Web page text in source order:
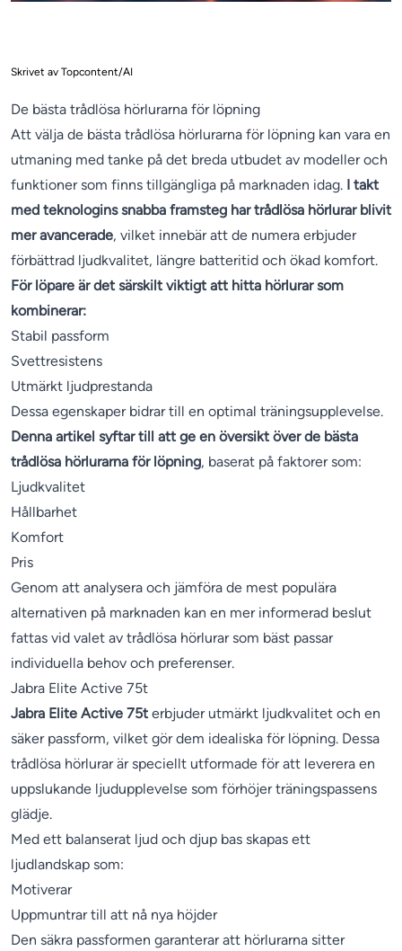
Skrivet av Topcontent/AI
De bästa trådlösa hörlurarna för löpning
Att välja de bästa trådlösa hörlurarna för löpning kan vara en
utmaning med tanke på det breda utbudet av modeller och
funktioner som finns tillgängliga på marknaden idag. I takt
med teknologins snabba framsteg har trådlösa hörlurar blivit
mer avancerade, vilket innebär att de numera erbjuder
förbättrad ljudkvalitet, längre batteritid och ökad komfort.
För löpare är det särskilt viktigt att hitta hörlurar som
kombinerar:
Stabil passform
Svettresistens
Utmärkt ljudprestanda
Dessa egenskaper bidrar till en optimal träningsupplevelse.
Denna artikel syftar till att ge en översikt över de bästa
trådlösa hörlurarna för löpning, baserat på faktorer som:
Ljudkvalitet
Hållbarhet
Komfort
Pris
Genom att analysera och jämföra de mest populära
alternativen på marknaden kan en mer informerad beslut
fattas vid valet av trådlösa hörlurar som bäst passar
individuella behov och preferenser.
Jabra Elite Active 75t
Jabra Elite Active 75terbjuder utmärkt ljudkvalitet och en
säker passform, vilket gör dem idealiska för löpning. Dessa
trådlösa hörlurar är speciellt utformade för att leverera en
uppslukande ljudupplevelse som förhöjer träningspassens
glädje.
Med ett balanserat ljud och djup bas skapas ett
ljudlandskap som:
Motiverar
Uppmuntrar till att nå nya höjder
Den säkra passformen garanterar att hörlurarna sitter